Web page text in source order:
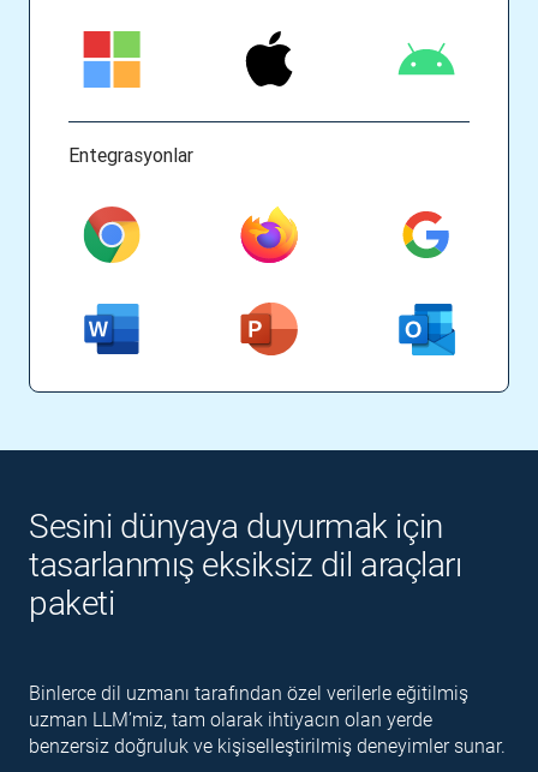
Sesini dünyaya duyurmak için
tasarlanmış eksiksiz dil araçları
paketi
Binlerce dil uzmanı tarafından özel verilerle eğitilmiş
uzman LLM’miz, tam olarak ihtiyacın olan yerde
benzersiz doğruluk ve kişiselleştirilmiş deneyimler sunar.
Entegrasyonlar